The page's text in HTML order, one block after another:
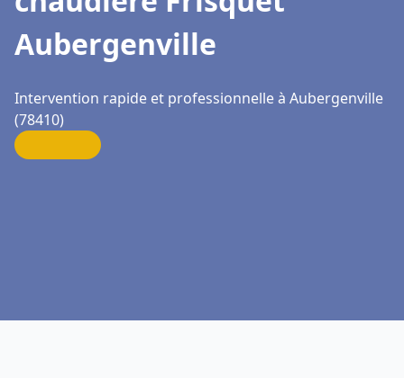
Aubergenville
Intervention rapide et professionnelle à Aubergenville
(78410)